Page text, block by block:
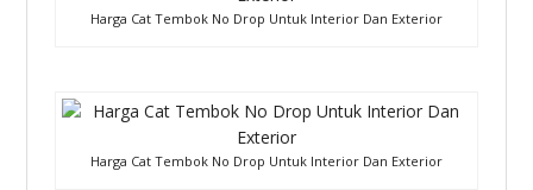
Harga Cat Tembok No Drop Untuk Interior Dan Exterior
Harga Cat Tembok No Drop Untuk Interior Dan Exterior